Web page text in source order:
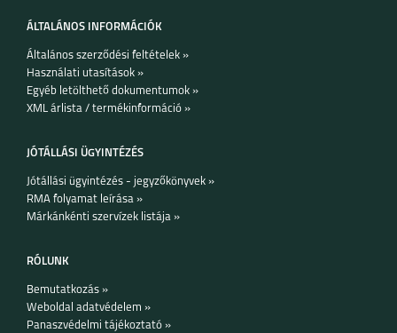
7I
ÁLTALÁNOS INFORMÁCIÓK
Általános szerződési feltételek »
Használati utasítások »
Egyéb letölthető dokumentumok »
XML árlista / termékinformáció »
JÓTÁLLÁSI ÜGYINTÉZÉS
Jótállási ügyintézés - jegyzőkönyvek »
RMA folyamat leírása »
Márkánkénti szervízek listája »
RÓLUNK
Bemutatkozás »
Weboldal adatvédelem »
Panaszvédelmi tájékoztató »